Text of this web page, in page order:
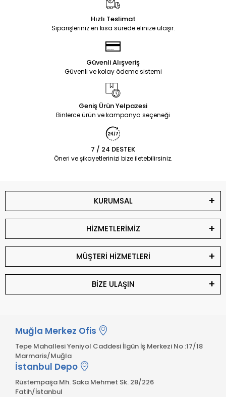
Hızlı Teslimat
Siparişleriniz en kısa sürede elinize ulaşır.
Güvenli Alışveriş
Güvenli ve kolay ödeme sistemi
Geniş Ürün Yelpazesi
Binlerce ürün ve kampanya seçeneği
7 / 24 DESTEK
Öneri ve şikayetlerinizi bize iletebilirsiniz.
KURUMSAL
HİZMETLERİMİZ
MÜŞTERİ HİZMETLERİ
BİZE ULAŞIN
Muğla Merkez Ofis
Tepe Mahallesi Yeniyol Caddesi İlgün İş Merkezi No :17/18
Marmaris/Muğla
İstanbul Depo
Rüstempaşa Mh. Saka Mehmet Sk. 28/226
Fatih/İstanbul